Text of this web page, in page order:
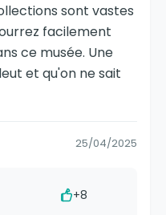
sont vastes
facilement
ce musée. Une
et qu'on ne sait
25/04/2025
+8